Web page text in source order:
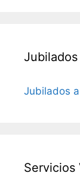
Jubilados
Jubilados
Servicios